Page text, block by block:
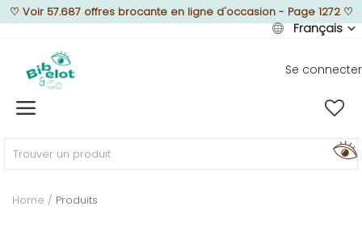
♡ Voir 57.687 offres brocante en ligne d'occasion - Page 1272♡
Français
Se connecter
Home
MEUBLEZ
Home Produits